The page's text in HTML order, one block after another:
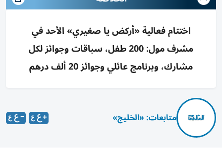
اختتام فعالية «أركض يا صغيري» الأحد في
مشرف مول: 200 طفل، سباقات وجوائز لكل
مشارك، وبرنامج عائلي وجوائز 20 ألف درهم
متابعات: «الخليج»